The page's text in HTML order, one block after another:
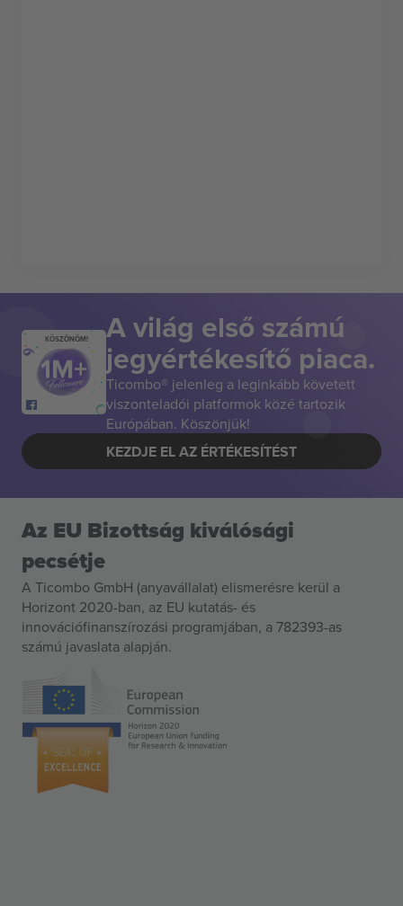
KÖSZÖNÖM! A világ első számú
jegyértékesítő piaca.
Ticombo® jelenleg a leginkább követett
viszonteladói platformok közé tartozik
Európában. Köszönjük!
KEZDJE EL AZ ÉRTÉKESÍTÉST
Az EU Bizottság kiválósági
pecsétje
A Ticombo GmbH (anyavállalat) elismerésre kerül a
Horizont 2020-ban, az EU kutatás- és
innovációfinanszírozási programjában, a 782393-as
számú javaslata alapján.